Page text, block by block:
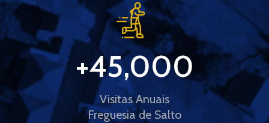
Visitas Anuais
Freguesia de Salto
+45,000